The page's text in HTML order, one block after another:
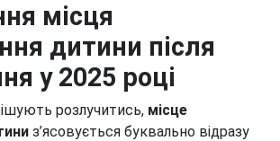
місця
дитини після
у 2025 році
розлучитись, місце
з’ясовується буквально відразу